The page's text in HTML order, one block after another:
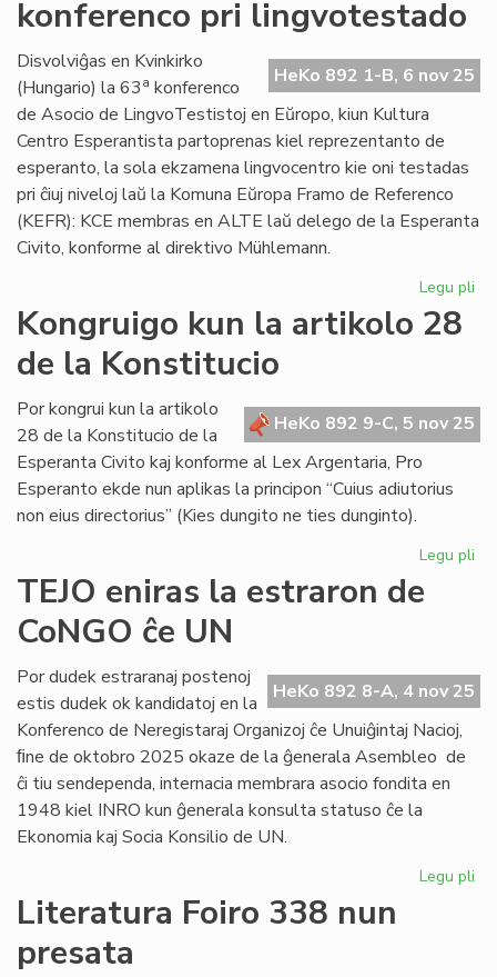
konferenco pri lingvotestado
HeKo 892 1-B, 6 nov 25
Disvolviĝas en Kvinkirko
(Hungario) la 63a konferenco
de Asocio de LingvoTestistoj en Eŭropo, kiun Kultura
Centro Esperantista partoprenas kiel reprezentanto de
esperanto, la sola ekzamena lingvocentro kie oni testadas
pri ĉiuj niveloj laŭ la Komuna Eŭropa Framo de Referenco
(KEFR): KCE membras en ALTE laŭ delego de la Esperanta
Civito, konforme al direktivo Mühlemann.
Legu pli
pri
Kongruigo kun la artikolo 28
de la Konstitucio
HeKo 892 9-C, 5 nov 25
Por kongrui kun la artikolo
28 de la Konstitucio de la
Esperanta Civito kaj konforme al Lex Argentaria, Pro
Esperanto ekde nun aplikas la principon “Cuius adiutorius
non eius directorius” (Kies dungito ne ties dunginto).
Legu pli
28
TEJO eniras la estraron de
CoNGO ĉe UN
HeKo 892 8-A, 4 nov 25
Por dudek estraranaj postenoj
estis dudek ok kandidatoj en la
Konferenco de Neregistaraj Organizoj ĉe Unuiĝintaj Nacioj,
ﬁne de oktobro 2025 okaze de la ĝenerala Asembleo de
ĉi tiu sendependa, internacia membrara asocio fondita en
1948 kiel INRO kun ĝenerala konsulta statuso ĉe la
Ekonomia kaj Socia Konsilio de UN.
Legu pli
Literatura Foiro 338 nun
presata